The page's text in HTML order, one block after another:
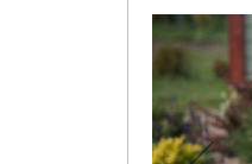
slutet
bildgalleriet